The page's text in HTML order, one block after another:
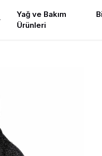
Yağ ve Bakım
Ürünleri